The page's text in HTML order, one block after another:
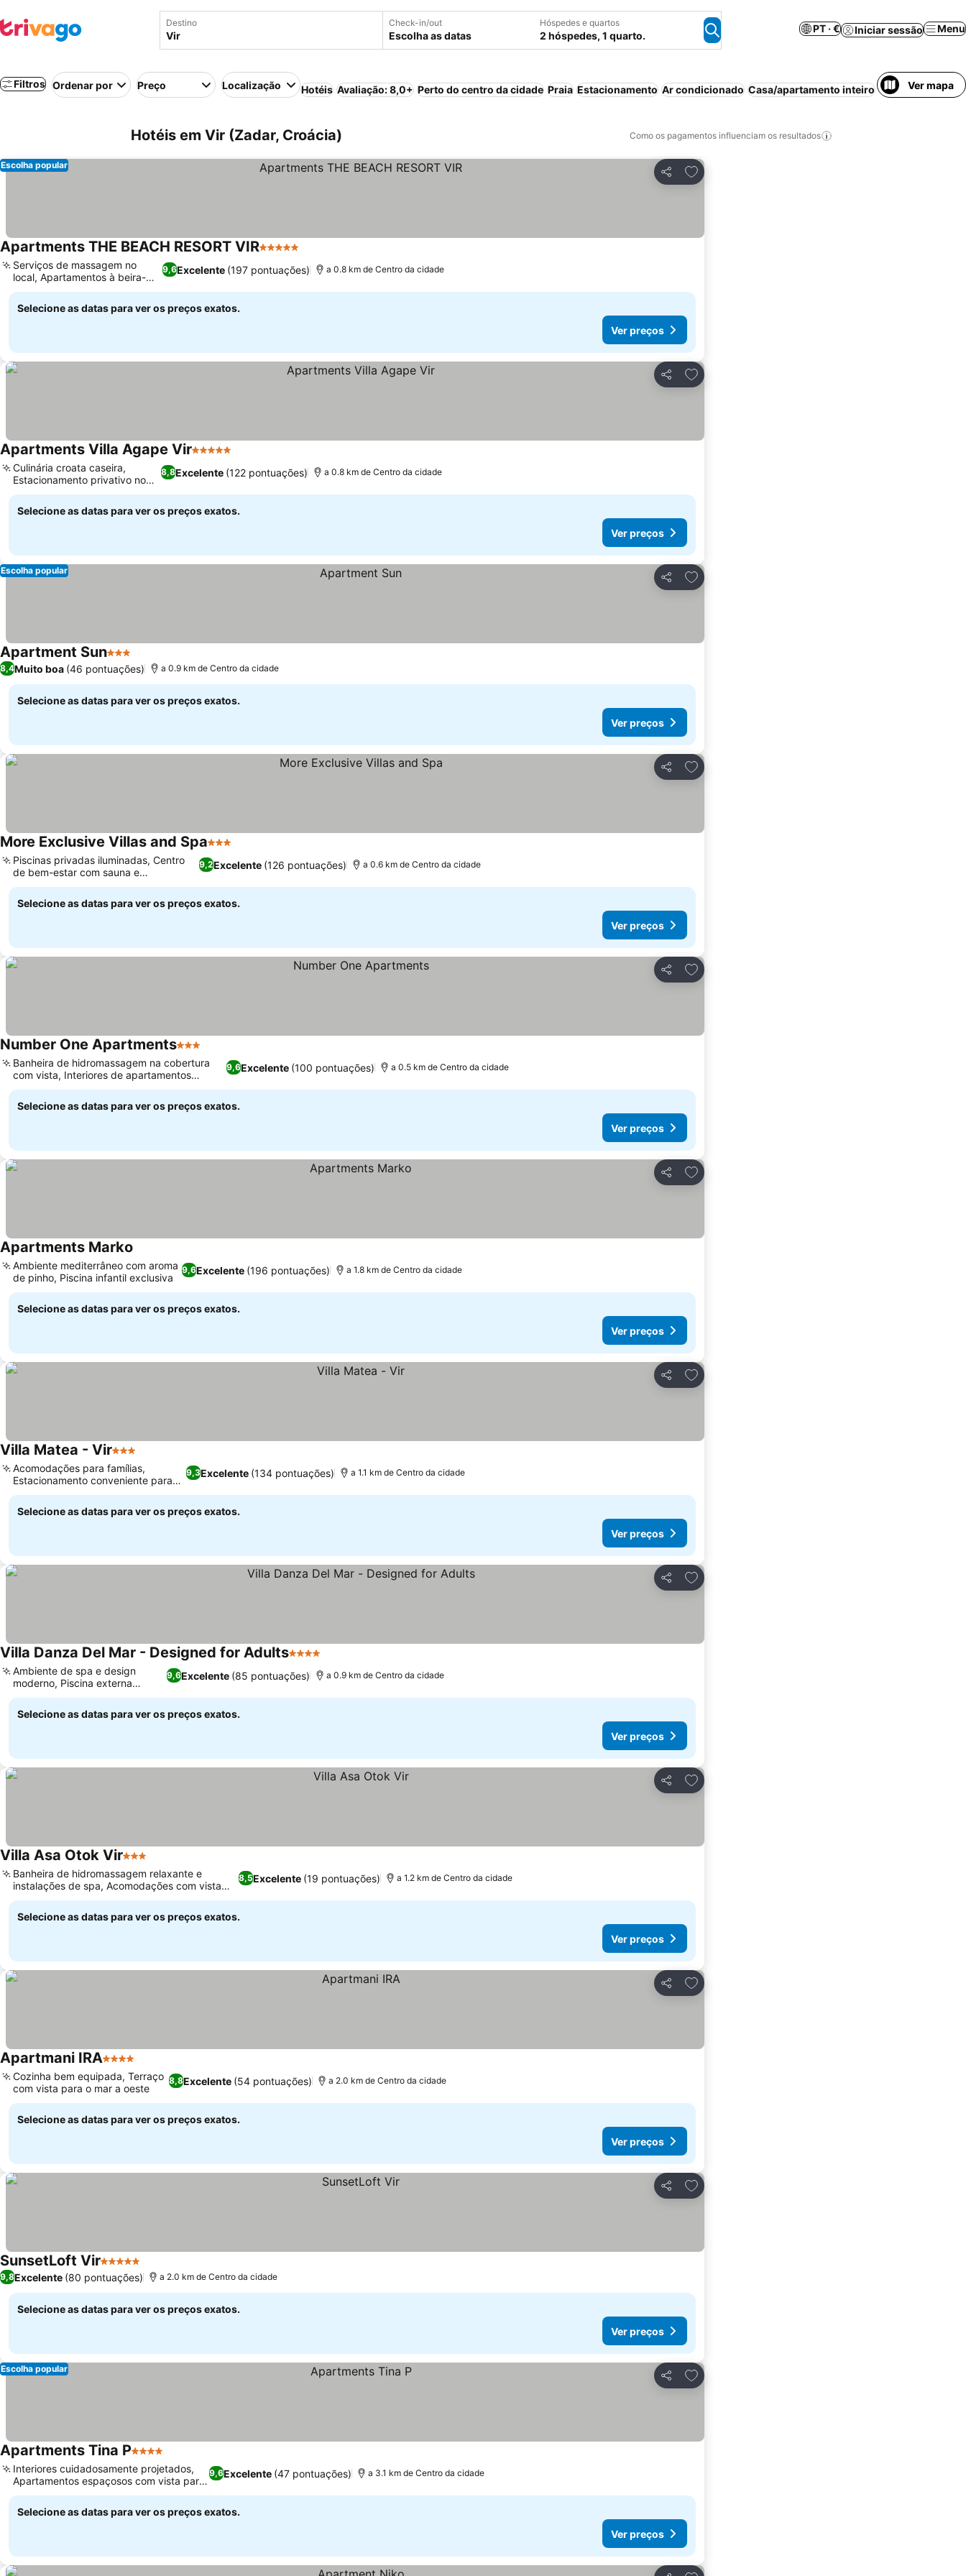
Destino Check-in/out
Escolha as datas
Hóspedes e quartos
2 hóspedes, 1 quarto.
PT · € Iniciar sessão Menu
Filtros Ordenar por Preço Localização Hotéis Avaliação: 8,0+ Perto do centro da cidade Praia Estacionamento Ar condicionado Casa/apartamento inteiro Piscina Cozinha
Ver mapa
Hotéis em Vir (Zadar, Croácia) Como os pagamentos influenciam os resultados
Partilhar
Adicionar aos favoritos
Escolha popular
Apartments THE BEACH RESORT VIR5 Estrelas
9,6Excelente (197 pontuações)
Serviços de massagem no
local, Apartamentos à beira-
mar
a 0.8 km de Centro da cidade
Selecione as datas para ver os preços exatos.
Ver preços
Partilhar
Adicionar aos favoritos
Apartments Villa Agape Vir5 Estrelas
8,8Excelente (122 pontuações)
Culinária croata caseira,
Estacionamento privativo no
local
a 0.8 km de Centro da cidade
Selecione as datas para ver os preços exatos.
Ver preços
Partilhar
Adicionar aos favoritos
Escolha popular
Apartment Sun3 Estrelas
8,4Muito boa (46 pontuações) a 0.9 km de Centro da cidade
Selecione as datas para ver os preços exatos.
Ver preços
Partilhar
Adicionar aos favoritos
More Exclusive Villas and Spa3 Estrelas
9,2Excelente (126 pontuações)
Piscinas privadas iluminadas, Centro
de bem-estar com sauna e
hidromassagem
a 0.6 km de Centro da cidade
Selecione as datas para ver os preços exatos.
Ver preços
Partilhar
Adicionar aos favoritos
Number One Apartments3 Estrelas
9,6Excelente (100 pontuações)
Banheira de hidromassagem na cobertura
com vista, Interiores de apartamentos
modernos e limpos
a 0.5 km de Centro da cidade
Selecione as datas para ver os preços exatos.
Ver preços
Partilhar
Adicionar aos favoritos
Apartments Marko
9,6Excelente (196 pontuações)
Ambiente mediterrâneo com aroma
de pinho, Piscina infantil exclusiva
a 1.8 km de Centro da cidade
Selecione as datas para ver os preços exatos.
Ver preços
Partilhar
Adicionar aos favoritos
Villa Matea - Vir3 Estrelas
9,3Excelente (134 pontuações)
Acomodações para famílias,
Estacionamento conveniente para
bicicletas
a 1.1 km de Centro da cidade
Selecione as datas para ver os preços exatos.
Ver preços
Partilhar
Adicionar aos favoritos
Villa Danza Del Mar - Designed for Adults4 Estrelas
9,6Excelente (85 pontuações)
Ambiente de spa e design
moderno, Piscina externa
luxuosa
a 0.9 km de Centro da cidade
Selecione as datas para ver os preços exatos.
Ver preços
Partilhar
Adicionar aos favoritos
Villa Asa Otok Vir3 Estrelas
8,5Excelente (19 pontuações)
Banheira de hidromassagem relaxante e
instalações de spa, Acomodações com vista
para a cidade e o mar
a 1.2 km de Centro da cidade
Selecione as datas para ver os preços exatos.
Ver preços
Partilhar
Adicionar aos favoritos
Apartmani IRA4 Estrelas
8,8Excelente (54 pontuações)
Cozinha bem equipada, Terraço
com vista para o mar a oeste
a 2.0 km de Centro da cidade
Selecione as datas para ver os preços exatos.
Ver preços
Partilhar
Adicionar aos favoritos
SunsetLoft Vir5 Estrelas
9,8Excelente (80 pontuações) a 2.0 km de Centro da cidade
Selecione as datas para ver os preços exatos.
Ver preços
Partilhar
Adicionar aos favoritos
Escolha popular
Apartments Tina P4 Estrelas
9,6Excelente (47 pontuações)
Interiores cuidadosamente projetados,
Apartamentos espaçosos com vista para
o mar
a 3.1 km de Centro da cidade
Selecione as datas para ver os preços exatos.
Ver preços